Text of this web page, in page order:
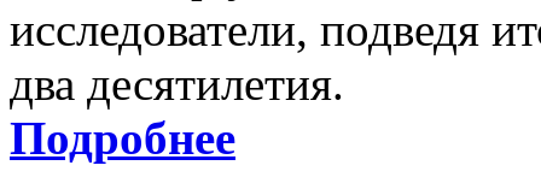
исследователи, подведя
два десятилетия.
Подробнее